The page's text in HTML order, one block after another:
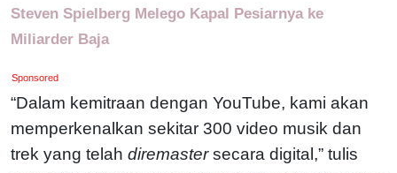
Steven Spielberg Melego Kapal Pesiarnya ke
Miliarder Baja
Sponsored
“Dalam kemitraan dengan YouTube, kami akan
memperkenalkan sekitar 300 video musik dan
trek yang telah diremastersecara digital,” tulis